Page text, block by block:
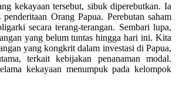
kekayaan tersebut, sibuk diperebutkan. Ia
Orang Papua. Perebutan saham
secara terang-terangan. Sembari lupa,
yang belum tuntas hingga hari ini. Kita
yang kongkrit dalam investasi di Papua,
terkait kebijakan penanaman modal.
kekayaan menumpuk pada kelompok